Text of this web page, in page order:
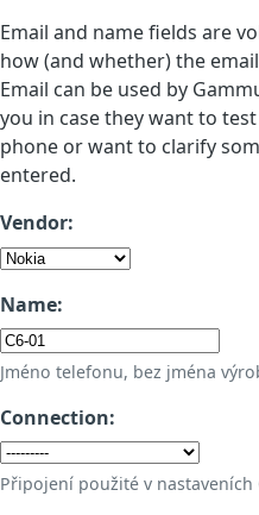
Email and name fields are
how (and whether) the
Email can be used by
you in case they want to
phone or want to clarify
entered.
Vendor:
Name:
Jméno telefonu, bez jména
Connection:
Připojení použité v nastaveních